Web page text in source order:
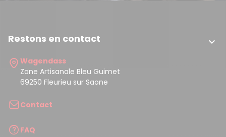
Restons en contact 
Wagendass
Zone Artisanale Bleu Guimet
69250 Fleurieu sur Saone
Contact
FAQ